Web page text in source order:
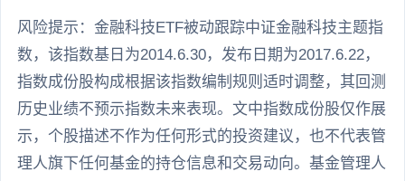
风险提示：金融科技ETF被动跟踪中证金融科技主题指
数，该指数基日为2014.6.30，发布日期为2017.6.22，
指数成份股构成根据该指数编制规则适时调整，其回测
历史业绩不预示指数未来表现。文中指数成份股仅作展
示，个股描述不作为任何形式的投资建议，也不代表管
理人旗下任何基金的持仓信息和交易动向。基金管理人